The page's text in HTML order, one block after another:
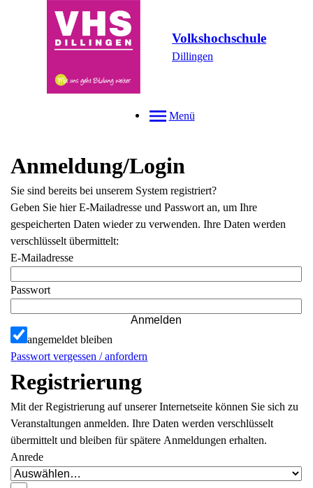
Volkshochschule
Dillingen
Menü
Anmeldung/Login
Sie sind bereits bei unserem System registriert?
Geben Sie hier E-Mailadresse und Passwort an, um Ihre
gespeicherten Daten wieder zu verwenden. Ihre Daten werden
verschlüsselt übermittelt:
E-Mailadresse
Passwort
Anmelden
angemeldet bleiben
Passwort vergessen / anfordern
Registrierung
Mit der Registrierung auf unserer Internetseite können Sie sich zu
Veranstaltungen anmelden. Ihre Daten werden verschlüsselt
übermittelt und bleiben für spätere Anmeldungen erhalten.
Anrede